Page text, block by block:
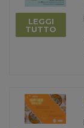
LEGGI
TUTTO